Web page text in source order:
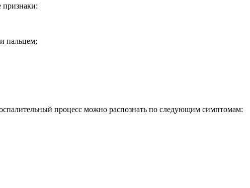
пальцем;
процесс можно распознать по следующим симптомам: